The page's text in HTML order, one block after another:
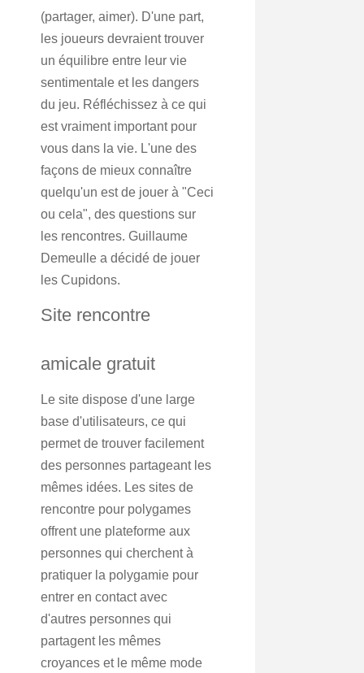
(partager, aimer). D'une part,
les joueurs devraient trouver
un équilibre entre leur vie
sentimentale et les dangers
du jeu. Réfléchissez à ce qui
est vraiment important pour
vous dans la vie. L'une des
façons de mieux connaître
quelqu'un est de jouer à "Ceci
ou cela", des questions sur
les rencontres. Guillaume
Demeulle a décidé de jouer
les Cupidons.
Site rencontre
amicale gratuit
Le site dispose d'une large
base d'utilisateurs, ce qui
permet de trouver facilement
des personnes partageant les
mêmes idées. Les sites de
rencontre pour polygames
offrent une plateforme aux
personnes qui cherchent à
pratiquer la polygamie pour
entrer en contact avec
d'autres personnes qui
partagent les mêmes
croyances et le même mode